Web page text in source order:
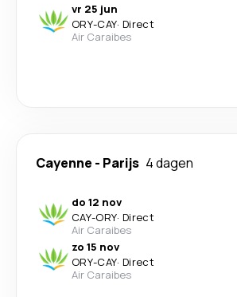
vr 25 jun
ORY-CAY· Direct
Air Caraibes
Cayenne - Parijs 4 dagen
do 12 nov
CAY-ORY· Direct
Air Caraibes
zo 15 nov
ORY-CAY· Direct
Air Caraibes